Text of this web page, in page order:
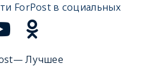
ForPost в социальных
Лучшее